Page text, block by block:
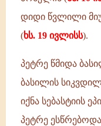
დიდი წვლილი
(ხს. 19 ივლისს).
პეტრე წმიდა
ბასილის
იქნა სებასტიის
პეტრე